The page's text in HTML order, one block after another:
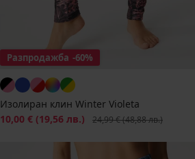
Разпродажба -60%
Изолиран клин Winter Violeta
Намаление
10,00 € (19,56 лв.) Първоначална цена
24,99 €(48,88 лв.)